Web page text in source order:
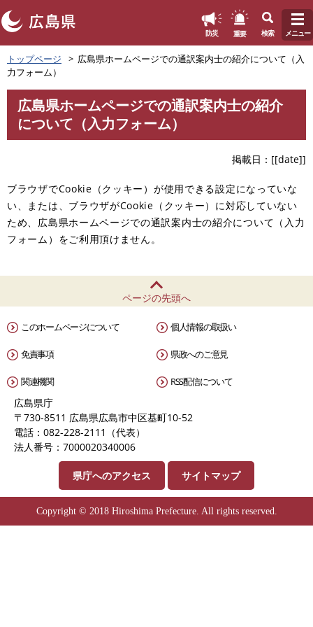
ペ
ー
ジ
の
で
メ
ニ
ュ
ー
ば
文
へ
防災 重要 検索 メニュー
トップページ
広島県ホームページでの通訳案内士の紹介について（入
力フォーム）
広島県ホームページでの通訳案内士の紹介
について（入力フォーム）
掲載日 [[date]]
ブラウザでCookie（クッキー）が使用できる設定になっていな
い、または、ブラウザがCookie（クッキー）に対応していない
ため、広島県ホームページでの通訳案内士の紹介について（入力
フォーム）をご利用頂けません。
ページの先頭へ
このホームページについて 個人情報の取扱い
免責事項 県政へのご意見
関連機関 RSS配信について
広島県庁
〒730-8511 広島県広島市中区基町10-52
電話：082-228-2111（代表）
法人番号：7000020340006
県庁へのアクセス サイトマップ
Copyright © 2018 Hiroshima Prefecture. All rights reserved.